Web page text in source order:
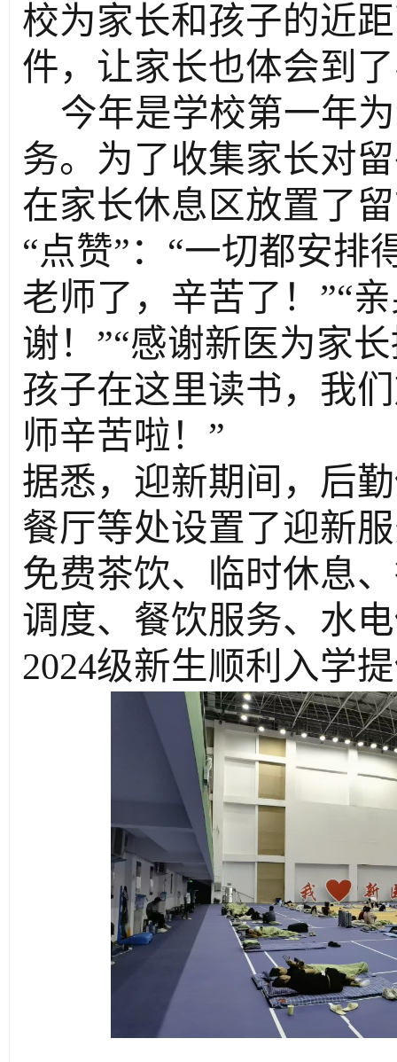
校为家长和孩子的近
件，让家长也体会到
今年是学校第一年
务。 为了收集家长对
在家长休息区放置了
“点赞”： “一切都安排
老师了，辛苦了！ ”“
谢！ ”“感谢新医为家
孩子在这里读书，我
师辛苦啦！ ”
据悉，迎新期间，后
餐厅等处设置了迎新
免费茶饮、临时休息
调度、餐饮服务、水
2024级新生顺利入学